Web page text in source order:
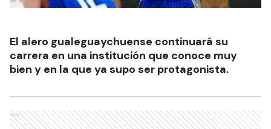
El alero gualeguaychuense continuará su
carrera en una institución que conoce muy
bien y en la que ya supo ser protagonista.
Ads